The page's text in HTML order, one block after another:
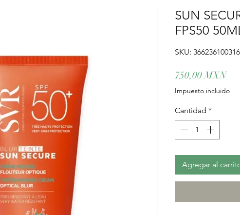
SUN
FPS50
SKU:
750,00 MXN
Impuesto incluido
Cantidad *
Agregar al